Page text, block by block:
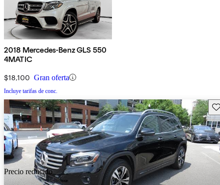
2018 Mercedes-Benz GLS 550
4MATIC
$18,100 Gran oferta
Incluye tarifas de conc.
Precio reducido